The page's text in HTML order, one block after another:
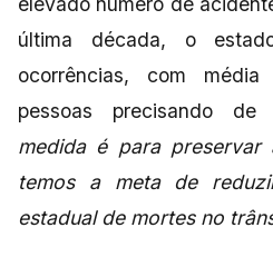
última década, o
ocorrências, com
pessoas precisando de
medida é para preservar
temos a meta de
estadual de mortes no